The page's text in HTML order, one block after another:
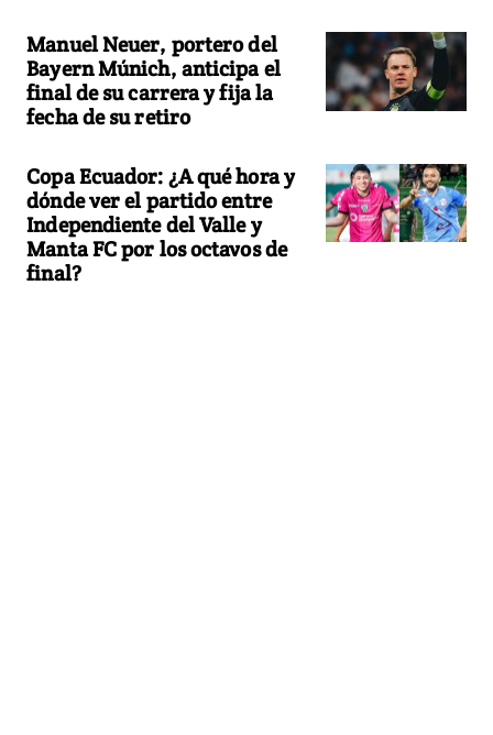
Manuel Neuer, portero del
Bayern Múnich, anticipa el
final de su carrera y fija la
fecha de su retiro
Copa Ecuador: ¿A qué hora y
dónde ver el partido entre
Independiente del Valle y
Manta FC por los octavos de
final?